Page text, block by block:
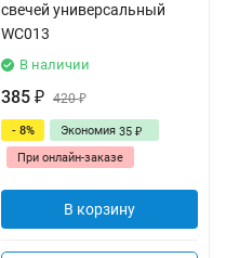
свечей универсальный
WC013
В наличии
385 ₽ 420₽
- 8% Экономия 35 ₽
При онлайн-заказе
В корзину